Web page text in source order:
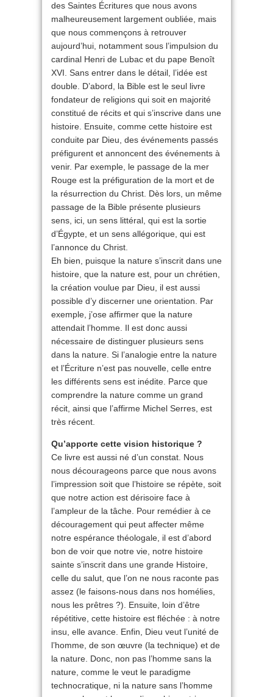
des Saintes Écritures que nous avons
malheureusement largement oubliée, mais
que nous commençons à retrouver
aujourd’hui, notamment sous l’impulsion du
cardinal Henri de Lubac et du pape Benoît
XVI. Sans entrer dans le détail, l’idée est
double. D’abord, la Bible est le seul livre
fondateur de religions qui soit en majorité
constitué de récits et qui s’inscrive dans une
histoire. Ensuite, comme cette histoire est
conduite par Dieu, des événements passés
préfigurent et annoncent des événements à
venir. Par exemple, le passage de la mer
Rouge est la préfiguration de la mort et de
la résurrection du Christ. Dès lors, un même
passage de la Bible présente plusieurs
sens, ici, un sens littéral, qui est la sortie
d’Égypte, et un sens allégorique, qui est
l’annonce du Christ.
Eh bien, puisque la nature s’inscrit dans une
histoire, que la nature est, pour un chrétien,
la création voulue par Dieu, il est aussi
possible d’y discerner une orientation. Par
exemple, j’ose affirmer que la nature
attendait l’homme. Il est donc aussi
nécessaire de distinguer plusieurs sens
dans la nature. Si l’analogie entre la nature
et l’Écriture n’est pas nouvelle, celle entre
les différents sens est inédite. Parce que
comprendre la nature comme un grand
récit, ainsi que l’affirme Michel Serres, est
très récent.
Qu’apporte cette vision historique ?
Ce livre est aussi né d’un constat. Nous
nous décourageons parce que nous avons
l’impression soit que l’histoire se répète, soit
que notre action est dérisoire face à
l’ampleur de la tâche. Pour remédier à ce
découragement qui peut affecter même
notre espérance théologale, il est d’abord
bon de voir que notre vie, notre histoire
sainte s’inscrit dans une grande Histoire,
celle du salut, que l’on ne nous raconte pas
assez (le faisons-nous dans nos homélies,
nous les prêtres ?). Ensuite, loin d’être
répétitive, cette histoire est fléchée : à notre
insu, elle avance. Enfin, Dieu veut l’unité de
l’homme, de son œuvre (la technique) et de
la nature. Donc, non pas l’homme sans la
nature, comme le veut le paradigme
technocratique, ni la nature sans l’homme